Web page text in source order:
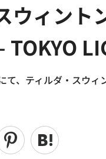
ウィント
TOKYO
て、ティルダ・スウ